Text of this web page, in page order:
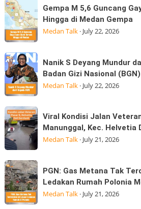
Korban
Banjir
Kepedulian
Sumatera
Utara
Laksanakan
Kepemimpinan
Strategis
di
Gempa
M
5,6
Guncang
Gayo
Lues
Aceh
Terasa
di
Medan
Gempa
Gempa M 5,6 Guncang
Hingga di Medan Gempa
Medan Talk· July 22, 2026
Nanik
S
Deyang
Mundur
dari
kepala
BGN
Kepala
Gizi
Nasional
(BGN) Nanik
Nanik S Deyang Mundur
Badan Gizi Nasional
Medan Talk· July 22, 2026
Viral
Kondisi
Jalan
Veteran,
Pasar
9
Desa
Manunggal,
Viral Kondisi Jalan
Manunggal, Kec. Helvetia
Medan Talk· July 21, 2026
PGN:
Gas
Metana
Tak
PGN: Gas Metana Tak
Ledakan Rumah Polonia
Medan Talk· July 21, 2026